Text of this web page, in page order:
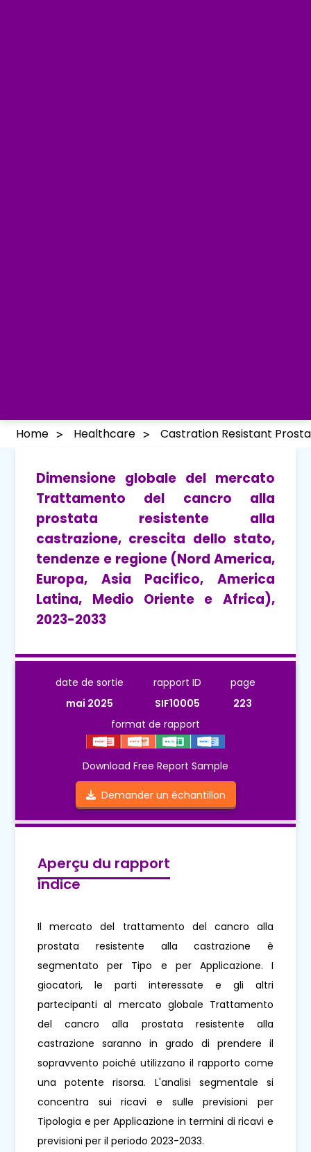
Home Healthcare Castration Resistant
Dimensione globale del mercato
Trattamento del cancro alla
prostata resistente alla
castrazione, crescita dello stato,
tendenze e regione (Nord America,
Europa, Asia Pacifico, America
Latina, Medio Oriente e Africa),
2023-2033
date de sortie
mai 2025
rapport ID
SIF10005
page
223
format de rapport
Download Free Report Sample
Demander un échantillon
Aperçu du rapport
indice
Il mercato del trattamento del cancro alla
prostata resistente alla castrazione è
segmentato per Tipo e per Applicazione. I
giocatori, le parti interessate e gli altri
partecipanti al mercato globale Trattamento
del cancro alla prostata resistente alla
castrazione saranno in grado di prendere il
sopravvento poiché utilizzano il rapporto come
una potente risorsa. L'analisi segmentale si
concentra sui ricavi e sulle previsioni per
Tipologia e per Applicazione in termini di ricavi e
previsioni per il periodo 2023-2033.